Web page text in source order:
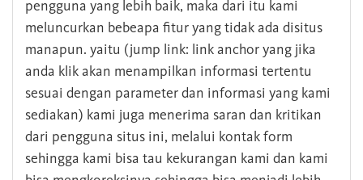
pengguna yang lebih baik, maka dari itu kami
meluncurkan bebeapa fitur yang tidak ada disitus
manapun. yaitu (jump link: link anchor yang jika
anda klik akan menampilkan informasi tertentu
sesuai dengan parameter dan informasi yang kami
sediakan) kami juga menerima saran dan kritikan
dari pengguna situs ini, melalui kontak form
sehingga kami bisa tau kekurangan kami dan kami